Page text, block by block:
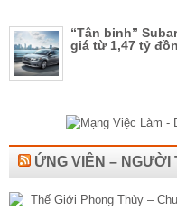
“Tân binh”
giá từ 1,47 tỷ
ỨNG VIÊN – NGƯỜI